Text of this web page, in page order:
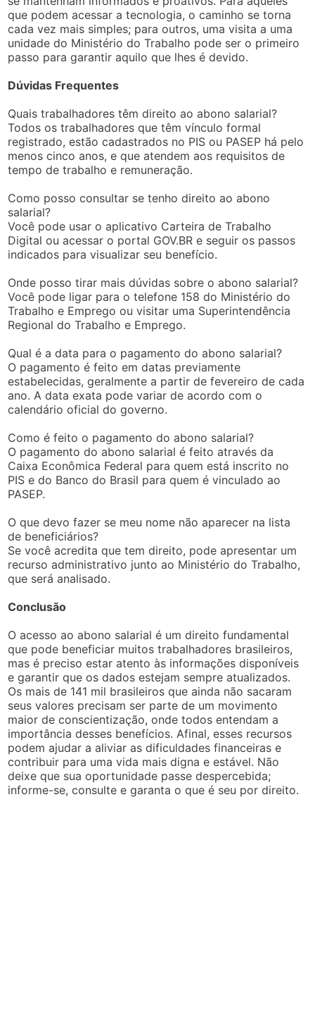
que podem acessar a tecnologia, o caminho se torna
cada vez mais simples; para outros, uma visita a uma
unidade do Ministério do Trabalho pode ser o primeiro
passo para garantir aquilo que lhes é devido.
Dúvidas Frequentes
Quais trabalhadores têm direito ao abono salarial?
Todos os trabalhadores que têm vínculo formal
registrado, estão cadastrados no PIS ou PASEP há pelo
menos cinco anos, e que atendem aos requisitos de
tempo de trabalho e remuneração.
Como posso consultar se tenho direito ao abono
salarial?
Você pode usar o aplicativo Carteira de Trabalho
Digital ou acessar o portal GOV.BR e seguir os passos
indicados para visualizar seu benefício.
Onde posso tirar mais dúvidas sobre o abono salarial?
Você pode ligar para o telefone 158 do Ministério do
Trabalho e Emprego ou visitar uma Superintendência
Regional do Trabalho e Emprego.
Qual é a data para o pagamento do abono salarial?
O pagamento é feito em datas previamente
estabelecidas, geralmente a partir de fevereiro de cada
ano. A data exata pode variar de acordo com o
calendário oficial do governo.
Como é feito o pagamento do abono salarial?
O pagamento do abono salarial é feito através da
Caixa Econômica Federal para quem está inscrito no
PIS e do Banco do Brasil para quem é vinculado ao
PASEP.
O que devo fazer se meu nome não aparecer na lista
de beneficiários?
Se você acredita que tem direito, pode apresentar um
recurso administrativo junto ao Ministério do Trabalho,
que será analisado.
Conclusão
O acesso ao abono salarial é um direito fundamental
que pode beneficiar muitos trabalhadores brasileiros,
mas é preciso estar atento às informações disponíveis
e garantir que os dados estejam sempre atualizados.
Os mais de 141 mil brasileiros que ainda não sacaram
seus valores precisam ser parte de um movimento
maior de conscientização, onde todos entendam a
importância desses benefícios. Afinal, esses recursos
podem ajudar a aliviar as dificuldades financeiras e
contribuir para uma vida mais digna e estável. Não
deixe que sua oportunidade passe despercebida;
informe-se, consulte e garanta o que é seu por direito.